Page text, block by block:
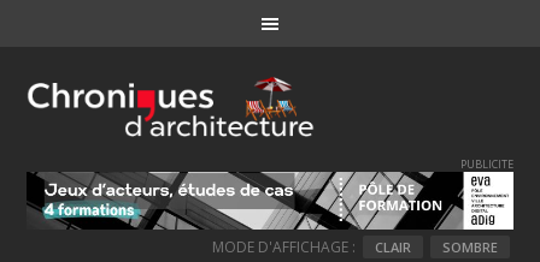
PUBLICITE
MODE D'AFFICHAGE : CLAIR SOMBRE